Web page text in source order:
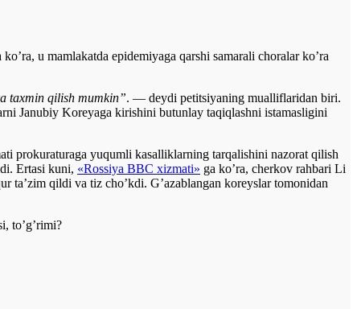
ko’ra, u mamlakatda epidemiyaga qarshi samarali choralar ko’ra
taxmin qilish mumkin”. — deydi petitsiyaning mualliflaridan biri.
Janubiy Koreyaga kirishini butunlay taqiqlashni istamasligini
prokuraturaga yuqumli kasalliklarning tarqalishini nazorat qilish
Ertasi kuni, «Rossiya BBC xizmati» ga ko’ra, cherkov rahbari Li
qildi va tiz cho’kdi. G’azablangan koreyslar tomonidan
to’g’rimi?